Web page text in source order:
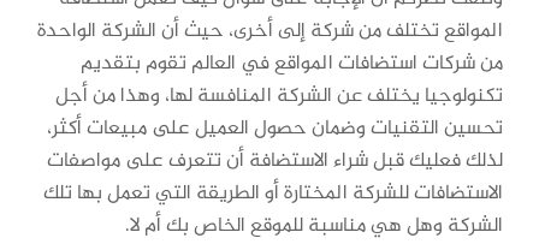
المواقع تختلف من شركة إلى أخرى، حيث أن الشركة الواحدة
من شركات استضافات المواقع في العالم تقوم بتقديم
تكنولوجيا يختلف عن الشركة المنافسة لها، وهذا من أجل
تحسين التقنيات وضمان حصول العميل على مبيعات أكثر،
لذلك فعليك قبل شراء الاستضافة أن تتعرف على مواصفات
الاستضافات للشركة المختارة أو الطريقة التي تعمل بها تلك
الشركة وهل هي مناسبة للموقع الخاص بك أم لا.